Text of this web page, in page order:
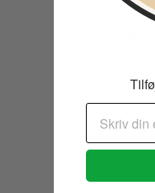
Del din
Email